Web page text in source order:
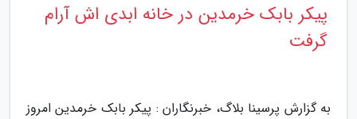
پیکر بابک خرمدین در خانه ابدی اش آرام
گرفت
به گزارش پرسینا بلاگ، خبرنگاران : پیکر بابک خرمدین امروز